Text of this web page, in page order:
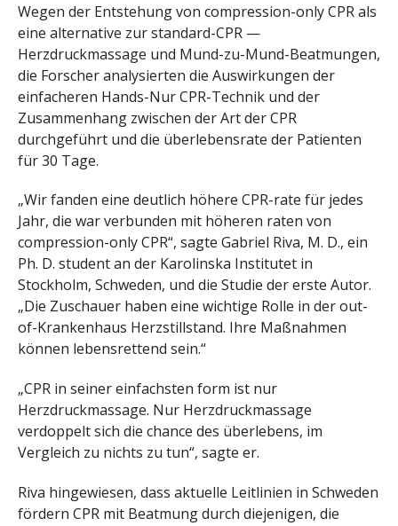
Wegen der Entstehung von compression-only CPR als
eine alternative zur standard-CPR —
Herzdruckmassage und Mund-zu-Mund-Beatmungen,
die Forscher analysierten die Auswirkungen der
einfacheren Hands-Nur CPR-Technik und der
Zusammenhang zwischen der Art der CPR
durchgeführt und die überlebensrate der Patienten
für 30 Tage.
„Wir fanden eine deutlich höhere CPR-rate für jedes
Jahr, die war verbunden mit höheren raten von
compression-only CPR“, sagte Gabriel Riva, M. D., ein
Ph. D. student an der Karolinska Institutet in
Stockholm, Schweden, und die Studie der erste Autor.
„Die Zuschauer haben eine wichtige Rolle in der out-
of-Krankenhaus Herzstillstand. Ihre Maßnahmen
können lebensrettend sein.“
„CPR in seiner einfachsten form ist nur
Herzdruckmassage. Nur Herzdruckmassage
verdoppelt sich die chance des überlebens, im
Vergleich zu nichts zu tun“, sagte er.
Riva hingewiesen, dass aktuelle Leitlinien in Schweden
fördern CPR mit Beatmung durch diejenigen, die